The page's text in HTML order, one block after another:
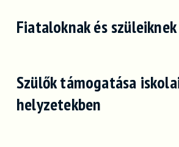
Fiataloknak és szüleiknek
Szülők támogatása
helyzetekben